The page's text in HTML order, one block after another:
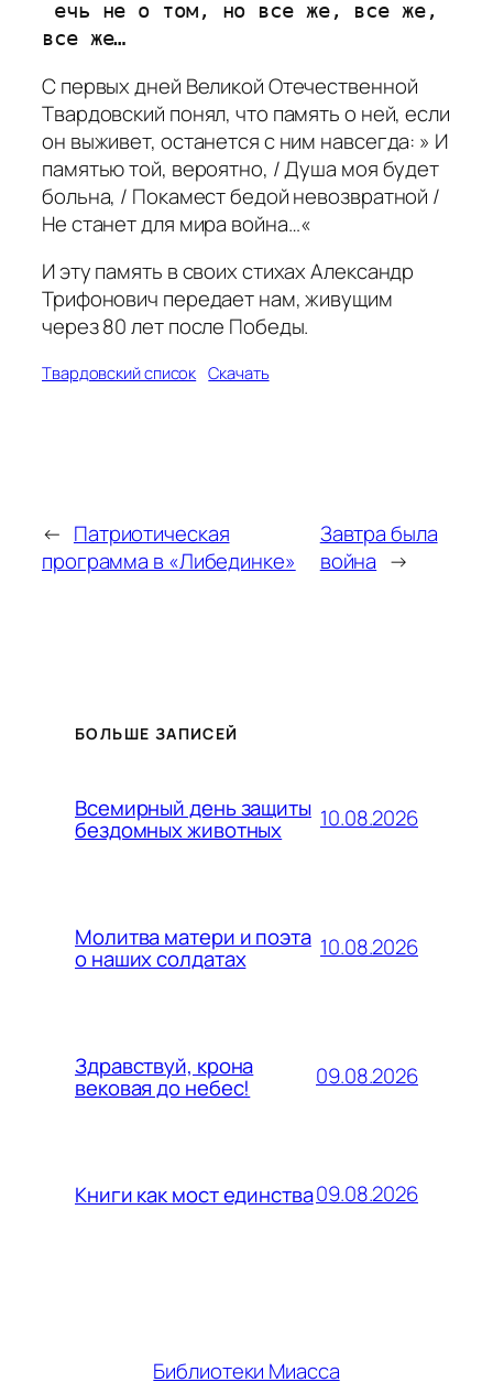
все же…
С первых дней Великой Отечественной
Твардовский понял, что память о ней, если
он выживет, останется с ним навсегда: » И
памятью той, вероятно, / Душа моя будет
больна, / Покамест бедой невозвратной /
Не станет для мира война…«
И эту память в своих стихах Александр
Трифонович передает нам, живущим
через 80 лет после Победы.
Твардовский список Скачать
← Патриотическая
программа в «Либединке»
Завтра была
война →
БОЛЬШЕ ЗАПИСЕЙ
Всемирный день защиты
бездомных животных 10.08.2026
Молитва матери и поэта
о наших солдатах 10.08.2026
Здравствуй, крона
вековая до небес! 09.08.2026
Книги как мост единства09.08.2026
Библиотеки Миасса